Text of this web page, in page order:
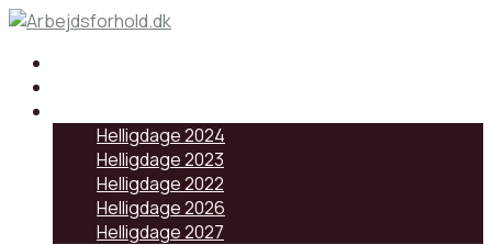
Helligdage 2024
Helligdage 2023
Helligdage 2022
Helligdage 2026
Helligdage 2027